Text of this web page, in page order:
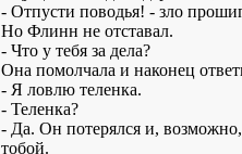
- Отпусти поводья! - зло
Но Флинн не отставал.
- Что у тебя за дела?
Она помолчала и наконец
- Я ловлю теленка.
- Теленка?
- Да. Он потерялся и,
тобой.